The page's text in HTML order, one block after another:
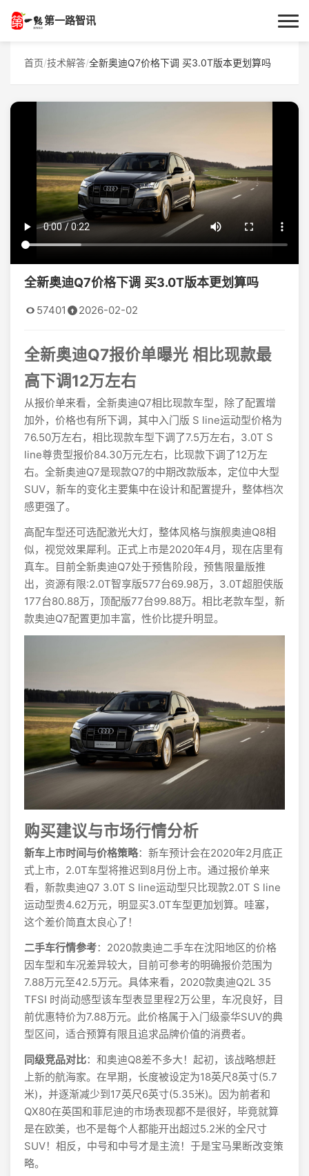
第一路智讯
首页
科普文章
数码科技
首页 /技术解答/全新奥迪Q7价格下调 买3.0T版本更划算吗
全新奥迪Q7价格下调 买3.0T版本更划算吗
57401 2026-02-02
全新奥迪Q7报价单曝光 相比现款最
高下调12万左右
从报价单来看，全新奥迪Q7相比现款车型，除了配置增
加外，价格也有所下调，其中入门版 S line运动型价格为
76.50万左右，相比现款车型下调了7.5万左右，3.0T S
line尊贵型报价84.30万元左右，比现款下调了12万左
右。全新奥迪Q7是现款Q7的中期改款版本，定位中大型
SUV，新车的变化主要集中在设计和配置提升，整体档次
感更强了。
高配车型还可选配激光大灯，整体风格与旗舰奥迪Q8相
似，视觉效果犀利。正式上市是2020年4月，现在店里有
真车。目前全新奥迪Q7处于预售阶段，预售限量版推
出，资源有限:2.0T智享版577台69.98万，3.0T超胆侠版
177台80.88万，顶配版77台99.88万。相比老款车型，新
款奥迪Q7配置更加丰富，性价比提升明显。
购买建议与市场行情分析
新车上市时间与价格策略：新车预计会在2020年2月底正
式上市，2.0T车型将推迟到8月份上市。通过报价单来
看，新款奥迪Q7 3.0T S line运动型只比现款2.0T S line
运动型贵4.62万元，明显买3.0T车型更加划算。哇塞，
这个差价简直太良心了！
二手车行情参考：2020款奥迪二手车在沈阳地区的价格
因车型和车况差异较大，目前可参考的明确报价范围为
7.88万元至42.5万元。具体来看，2020款奥迪Q2L 35
TFSI 时尚动感型该车型表显里程2万公里，车况良好，目
前优惠特价为7.88万元。此价格属于入门级豪华SUV的典
型区间，适合预算有限且追求品牌价值的消费者。
同级竞品对比：和奥迪Q8差不多大！起初，该战略想赶
上新的航海家。在早期，长度被设定为18英尺8英寸(5.7
米)，并逐渐减少到17英尺6英寸(5.35米)。因为前者和
QX80在英国和菲尼迪的市场表现都不是很好，毕竟就算
是在欧美，也不是每个人都能开出超过5.2米的全尺寸
SUV！相反，中号和中号才是主流！于是宝马果断改变策
略。